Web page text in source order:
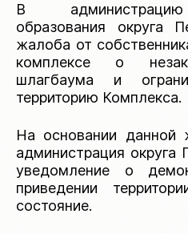
В администрацию
образования округа
жалоба от
комплексе о
шлагбаума и
территорию Комплекса.
На основании данной
администрация округа
уведомление о
приведении
состояние.